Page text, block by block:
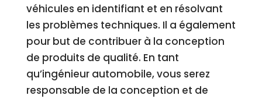
véhicules en identifiant et en résolvant
les problèmes techniques. Il a également
pour but de contribuer à la conception
de produits de qualité. En tant
qu’ingénieur automobile, vous serez
responsable de la conception et de